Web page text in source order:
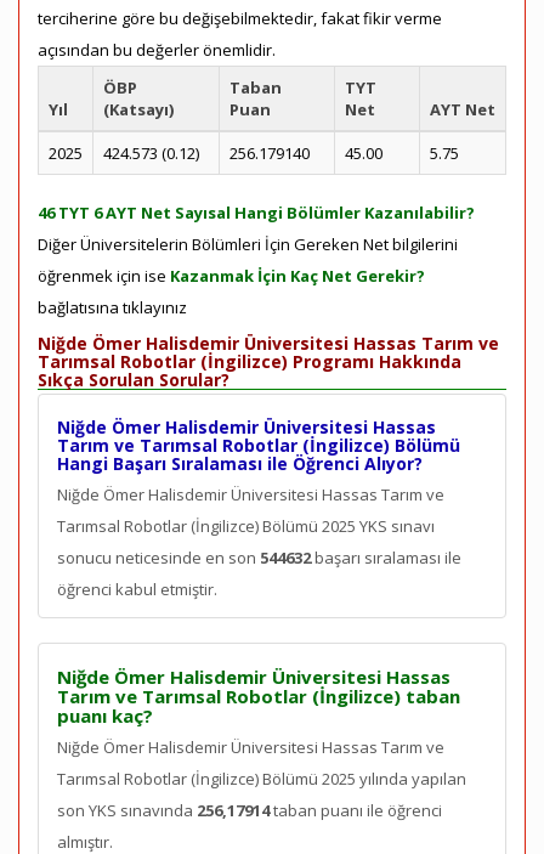
terciherine göre bu değişebilmektedir, fakat fikir verme
açısından bu değerler önemlidir.
Yıl
ÖBP
(Katsayı)
Taban
Puan
TYT
Net
AYT Net
2025
424.573 (0.12) 256.179140 45.00 5.75
46 TYT 6 AYT Net Sayısal Hangi Bölümler Kazanılabilir?
Diğer Üniversitelerin Bölümleri İçin Gereken Net bilgilerini
öğrenmek için ise Kazanmak İçin Kaç Net Gerekir?
bağlatısına tıklayınız
Niğde Ömer Halisdemir Üniversitesi Hassas Tarım ve
Tarımsal Robotlar (İngilizce) Programı Hakkında
Sıkça Sorulan Sorular?
Niğde Ömer Halisdemir Üniversitesi Hassas
Tarım ve Tarımsal Robotlar (İngilizce) Bölümü
Hangi Başarı Sıralaması ile Öğrenci Alıyor?
Niğde Ömer Halisdemir Üniversitesi Hassas Tarım ve
Tarımsal Robotlar (İngilizce) Bölümü 2025 YKS sınavı
sonucu neticesinde en son 544632başarı sıralaması ile
öğrenci kabul etmiştir.
Niğde Ömer Halisdemir Üniversitesi Hassas
Tarım ve Tarımsal Robotlar (İngilizce) taban
puanı kaç?
Niğde Ömer Halisdemir Üniversitesi Hassas Tarım ve
Tarımsal Robotlar (İngilizce) Bölümü 2025 yılında yapılan
son YKS sınavında 256,17914taban puanı ile öğrenci
almıştır.